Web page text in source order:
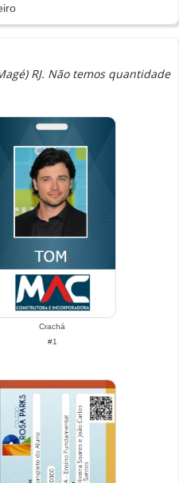
RJ. Não temos quantidade
Crachá
#1